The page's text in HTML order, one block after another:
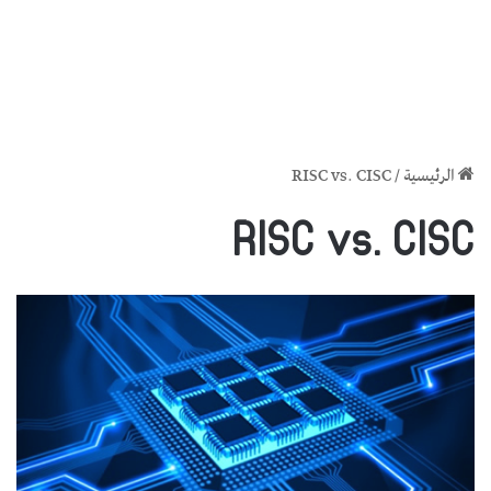
الرئيسية/
RISC vs. CISC
RISC vs. CISC